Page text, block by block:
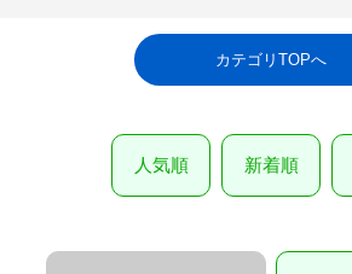
カテゴリTOPへ
人気順 新着順